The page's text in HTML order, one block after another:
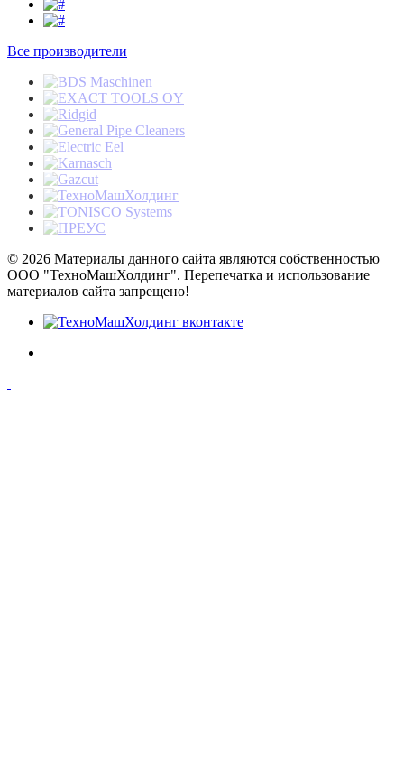
Все производители
© 2026 Материалы данного сайта являются собственностью
ООО "ТехноМашХолдинг". Перепечатка и использование
материалов сайта запрещено!